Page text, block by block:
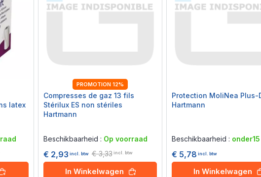
latex
PROMOTION 12%
Compresses de gaz 13 fils
Stérilux ES non stériles
Hartmann
Beschikbaarheid : Op voorraad
€ 2,93 incl. btw € 3,33 incl. btw
In Winkelwagen
Protection MoliNea Plus-
Hartmann
Beschikbaarheid :
€ 5,78 incl. btw
In Winkelwagen